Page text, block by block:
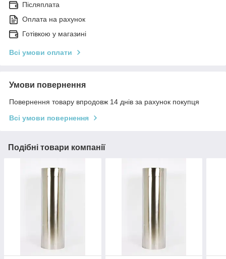
Післяплата
Оплата на рахунок
Готівкою у магазині
Всі умови оплати
Умови повернення
Повернення товару впродовж 14 днів за рахунок покупця
Всі умови повернення
Подібні товари компанії